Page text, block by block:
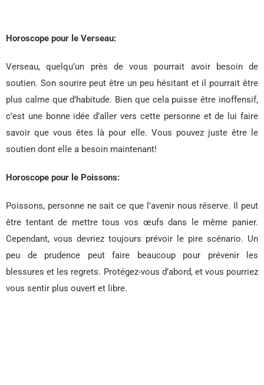
Horoscope pour le Verseau:
Verseau, quelqu’un près de vous pourrait avoir besoin de
soutien. Son sourire peut être un peu hésitant et il pourrait être
plus calme que d’habitude. Bien que cela puisse être inoffensif,
c’est une bonne idée d’aller vers cette personne et de lui faire
savoir que vous êtes là pour elle. Vous pouvez juste être le
soutien dont elle a besoin maintenant!
Horoscope pour le Poissons:
Poissons, personne ne sait ce que l’avenir nous réserve. Il peut
être tentant de mettre tous vos œufs dans le même panier.
Cependant, vous devriez toujours prévoir le pire scénario. Un
peu de prudence peut faire beaucoup pour prévenir les
blessures et les regrets. Protégez-vous d’abord, et vous pourriez
vous sentir plus ouvert et libre.